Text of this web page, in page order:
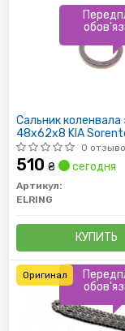
Сальник коленвала
48x62x8 KIA
0
510 ₴ сегодня
Артикул:
ELRING
КУПИТЬ
Оригинал